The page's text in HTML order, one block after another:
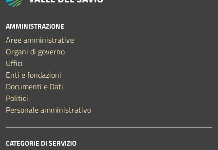
AMMINISTRAZIONE
Aree amministrative
Organi di governo
Uffici
Enti e fondazioni
Documenti e Dati
Politici
Personale amministrativo
CATEGORIE DI SERVIZIO